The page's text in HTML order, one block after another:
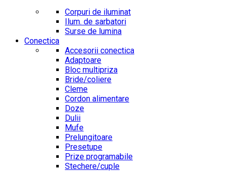
Corpuri de iluminat
Ilum. de sarbatori
Surse de lumina
Conectica
Accesorii conectica
Adaptoare
Bloc multipriza
Bride/coliere
Cleme
Cordon alimentare
Doze
Dulii
Mufe
Prelungitoare
Presetupe
Prize programabile
Stechere/cuple